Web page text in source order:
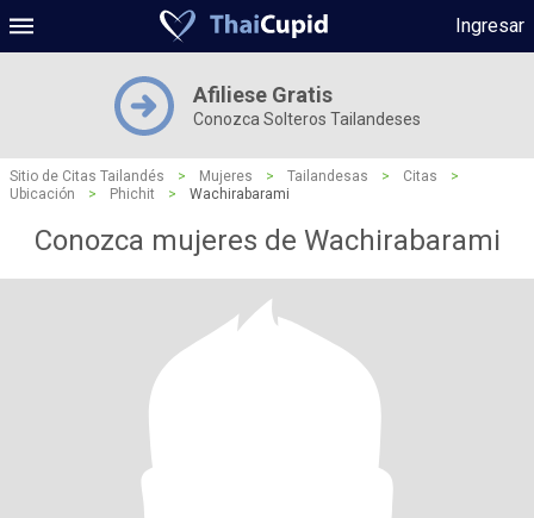
Ingresar
Afiliese Gratis
Conozca Solteros Tailandeses
Sitio de Citas Tailandés > Mujeres > Tailandesas > Citas
>
Ubicación
> Phichit > Wachirabarami
Conozca mujeres de Wachirabarami